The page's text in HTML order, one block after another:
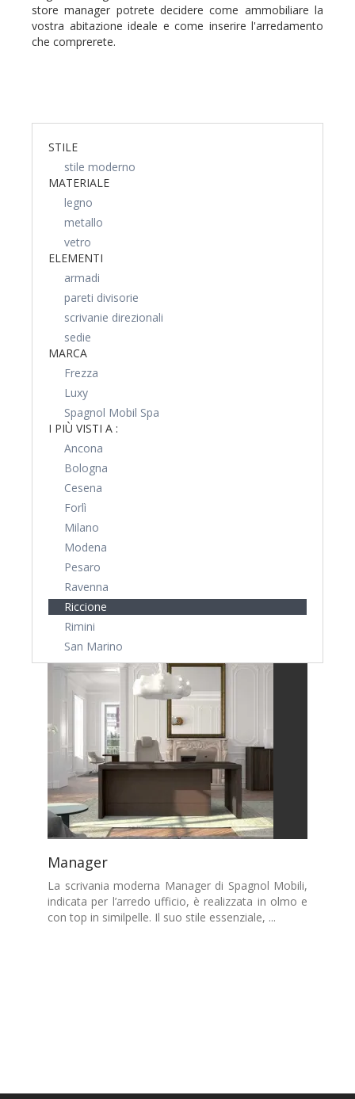
store manager potrete decidere come ammobiliare la
vostra abitazione ideale e come inserire l'arredamento
che comprerete.
STILE
stile moderno
MATERIALE
legno
metallo
vetro
ELEMENTI
armadi
pareti divisorie
scrivanie direzionali
sedie
MARCA
Frezza
Luxy
Spagnol Mobil Spa
I PIÙ VISTI A :
Ancona
Bologna
Cesena
Forlì
Milano
Modena
Pesaro
Ravenna
Riccione
Rimini
San Marino
Manager
La scrivania moderna Manager di Spagnol Mobili,
indicata per l’arredo ufficio, è realizzata in olmo e
con top in similpelle. Il suo stile essenziale, ...